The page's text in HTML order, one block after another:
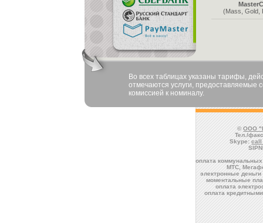
(Mass, Gold,
Во всех таблицах указаны тарифы,
отмечаются услуги, предоставляемые
комиссией к номиналу.
©ООО
Тел./
Skype:
оплата
МТС,
электронные
моментальные
оплата
оплата